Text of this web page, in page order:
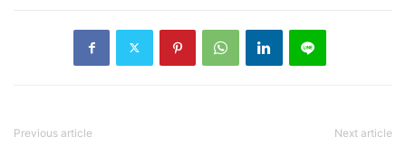
Previous article Next article